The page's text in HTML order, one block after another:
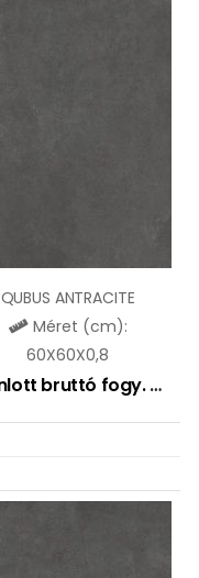
QUBUS ANTRACITE
Méret (cm):
60X60X0,8
Ajánlott bruttó fogy. ár: